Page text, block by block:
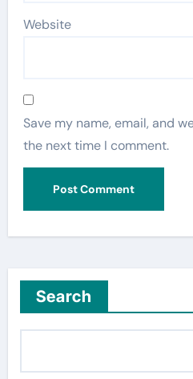
Website
Save my name, email, and
the next time I comment.
Search